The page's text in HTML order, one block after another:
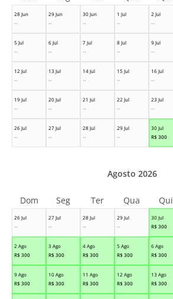
28 Jun
--
29 Jun
--
30 Jun
--
1 Jul
--
2 Jul
--
5 Jul
--
6 Jul
--
7 Jul
--
8 Jul
--
9 Jul
--
12 Jul
--
13 Jul
--
14 Jul
--
15 Jul
--
16 Jul
--
19 Jul
--
20 Jul
--
21 Jul
--
22 Jul
--
23 Jul
--
26 Jul
--
27 Jul
--
28 Jul
--
29 Jul
--
30 Jul
R$ 300
26 Jul
--
27 Jul
--
28 Jul
--
29 Jul
--
30 Jul
R$ 300
2 Ago
R$ 300
3 Ago
R$ 300
4 Ago
R$ 300
5 Ago
R$ 300
6 Ago
R$ 300
9 Ago
R$ 300
10 Ago
R$ 300
11 Ago
R$ 300
12 Ago
R$ 300
13 Ago
R$ 300
Agosto 2026
Dom Seg Ter Qua Qui